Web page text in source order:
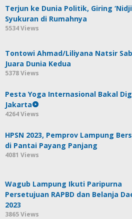
Terjun ke Dunia Politik, Giring
Syukuran di Rumahnya
5534 Views
Tontowi Ahmad/Liliyana Natsir
Juara Dunia Kedua
5378 Views
Pesta Yoga Internasional Bakal
Jakarta
4264 Views
HPSN 2023, Pemprov Lampung
di Pantai Payang Panjang
4081 Views
Wagub Lampung Ikuti Paripurna
Persetujuan RAPBD dan Belanja
2023
3865 Views